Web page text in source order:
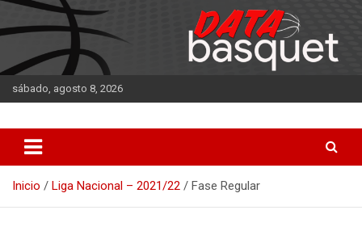
Saltar
al
contenido
sábado, agosto 8, 2026
DATA Basquet
Inicio Liga Nacional – 2021/22 Fase Regular